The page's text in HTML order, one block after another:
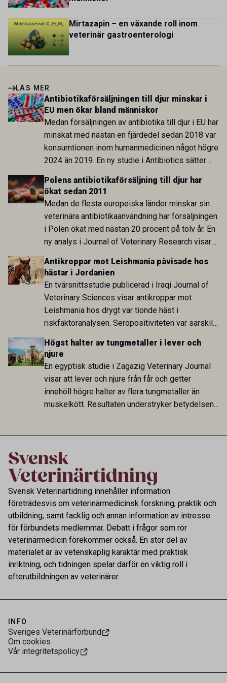
Mirtazapin – en växande roll inom
veterinär gastroenterologi
LÄS MER
Antibiotikaförsäljningen till djur minskar i
EU men ökar bland människor
Medan försäljningen av antibiotika till djur i EU har
minskat med nästan en fjärdedel sedan 2018 var
konsumtionen inom humanmedicinen något högre
2024 än 2019. En ny studie i Antibiotics sätter
utvecklingen inom de båda sektorerna sida vid
sida och pekar på en obalans i EU:s One Health-
arbete.
Polens antibiotikaförsäljning till djur har
ökat sedan 2011
Medan de flesta europeiska länder minskar sin
veterinära antibiotikaanvändning har försäljningen
i Polen ökat med nästan 20 procent på tolv år. En
ny analys i Journal of Veterinary Research visar
att skillnaden mot lågförbrukarländer som
Sverige är fortsatt stor.
Antikroppar mot Leishmania påvisade hos
hästar i Jordanien
En tvärsnittsstudie publicerad i Iraqi Journal of
Veterinary Sciences visar antikroppar mot
Leishmania hos drygt var tionde häst i
riskfaktoranalysen. Seropositiviteten var särskilt
hög i Zarqa och statistiskt kopplad till bland
annat stallhållning. Resultaten visar att hästarna
har exponerats för parasiten – men inte att de
fungerar som reservoarer eller bidrar till
smittspridning.
Högst halter av tungmetaller i lever och
njure
En egyptisk studie i Zagazig Veterinary Journal
visar att lever och njure från får och getter
innehöll högre halter av flera tungmetaller än
muskelkött. Resultaten understryker betydelsen
Svensk Veterinärtidning innehåller information
företrädesvis om veterinärmedicinsk forskning, praktik och
utbildning, samt facklig och annan information av intresse
för förbundets medlemmar. Debatt i frågor som rör
veterinärmedicin förekommer också. En stor del av
materialet är av vetenskaplig karaktär med praktisk
inriktning, och tidningen spelar därför en viktig roll i
efterutbildningen av veterinärer.
INFO
Sveriges Veterinärförbund
Om cookies
Vår integritetspolicy